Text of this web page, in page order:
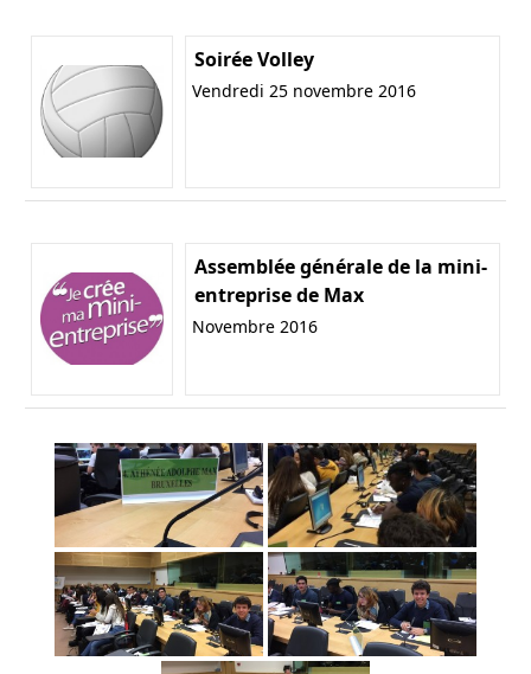
Soirée Volley
Vendredi 25 novembre 2016
Assemblée générale de la mini-
entreprise de Max
Novembre 2016